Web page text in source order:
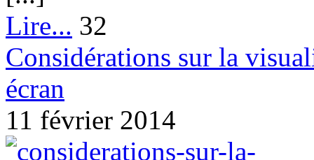
Lire... 32
Considérations sur la
écran
11 février 2014